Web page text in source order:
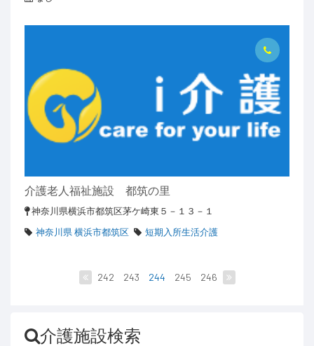
介護老人福祉施設 都筑の里
神奈川県横浜市都筑区茅ケ崎東５－１３－１
神奈川県 横浜市都筑区
短期入所生活介護
242 243 244 245 246
介護施設検索